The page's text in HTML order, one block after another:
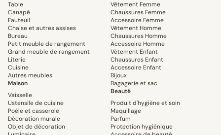
Table
Canapé
Fauteuil
Chaise et autres assises
Bureau
Petit meuble de rangement
Grand meuble de rangement
Literie
Cuisine
Autres meubles
Maison
Vaisselle
Ustensile de cuisine
Poêle et casserole
Décoration murale
Objet de décoration
Vêtement Femme
Chaussures Femme
Accessoire Femme
Vêtement Homme
Chaussures Homme
Accessoire Homme
Vêtement Enfant
Chaussures Enfant
Accessoire Enfant
Bijoux
Bagagerie et sac
Beauté
Produit d'hygiène et soin
Maquillage
Parfum
Protection hygiénique